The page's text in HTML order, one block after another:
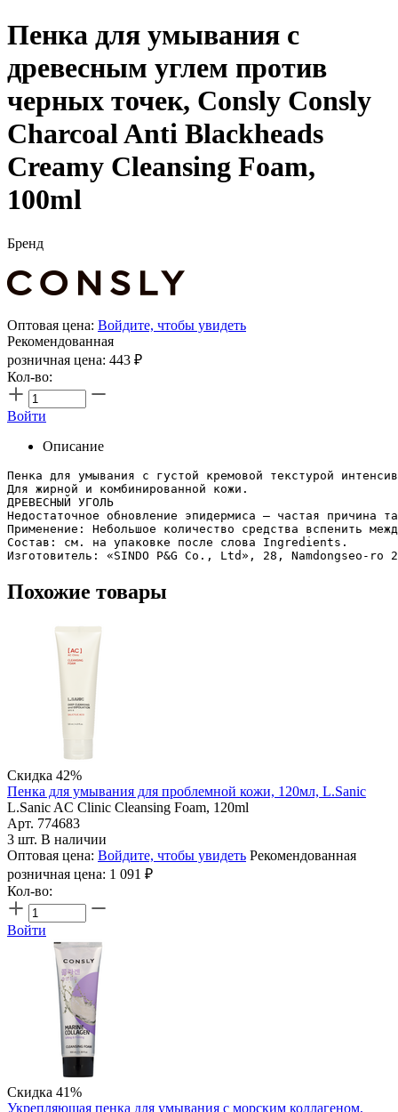
Пенка для умывания c
древесным углем против
черных точек, Consly Consly
Charcoal Anti Blackheads
Creamy Cleansing Foam,
100ml
Бренд
Оптовая цена: Войдите, чтобы увидеть
Рекомендованная
розничная цена: 443 ₽
Кол-во:
Войти
Описание
Пенка для умывания с густой кремовой текстурой
Для жирной и комбинированной кожи.
ДРЕВЕСНЫЙ УГОЛЬ
Недостаточное обновление эпидермиса – частая
Применение: Небольшое количество средства вспенить
Состав: см. на упаковке после слова Ingredients.
Изготовитель: «SINDO P&G Co., Ltd», 28, Namdongseo-
Похожие товары
Скидка 42%
Пенка для умывания для проблемной кожи, 120мл, L.Sanic
L.Sanic AC Clinic Cleansing Foam, 120ml
Арт. 774683
3 шт. В наличии
Оптовая цена: Войдите, чтобы увидеть Рекомендованная
розничная цена: 1 091 ₽
Кол-во:
Войти
Скидка 41%
Укрепляющая пенка для умывания с морским коллагеном,